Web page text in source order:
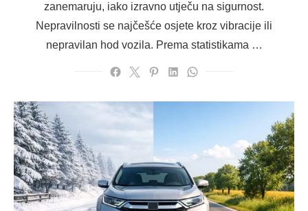
zanemaruju, iako izravno utječu na sigurnost.
Nepravilnosti se najčešće osjete kroz vibracije ili
nepravilan hod vozila. Prema statistikama …